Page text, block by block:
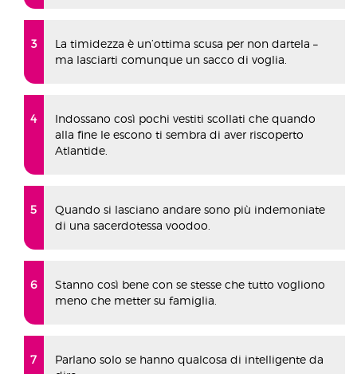
La timidezza è un’ottima scusa per non dartela –
ma lasciarti comunque un sacco di voglia.
Indossano così pochi vestiti scollati che quando
alla fine le escono ti sembra di aver riscoperto
Atlantide.
Quando si lasciano andare sono più indemoniate
di una sacerdotessa voodoo.
Stanno così bene con se stesse che tutto vogliono
meno che metter su famiglia.
Parlano solo se hanno qualcosa di intelligente da